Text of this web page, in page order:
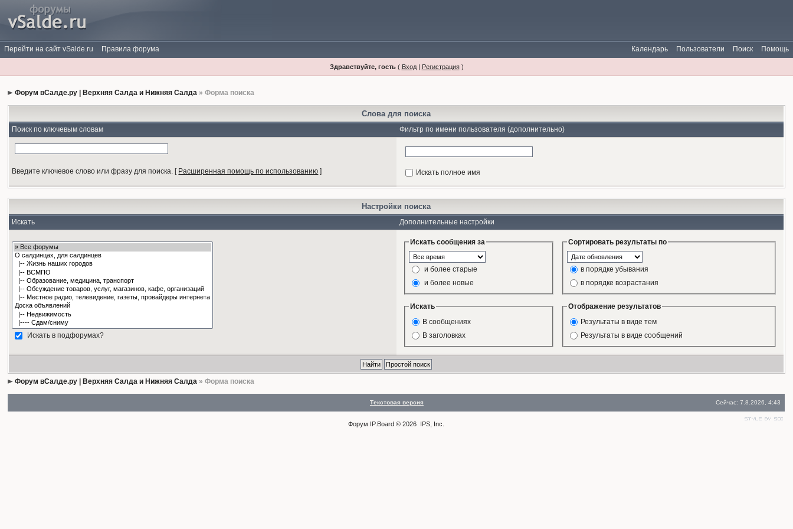
Перейти на сайт vSalde.ru Правила форума Помощь
Поиск
Пользователи
Календарь
Здравствуйте, гость( Вход| Регистрация)
Форум вСалде.ру | Верхняя Салда и Нижняя Салда » Форма поиска
Слова для поиска
Поиск по ключевым словам Фильтр по имени пользователя (дополнительно)
Введите ключевое слово или фразу для поиска. [ Расширенная помощь по использованию ] Искать полное имя
Настройки поиска
Искать Дополнительные настройки
Искать в подфорумах?
Искать сообщения за
и более старые
и более новые
Сортировать результаты по
в порядке убывания
в порядке возрастания
Искать
В сообщениях
В заголовках
Отображение результатов
Результаты в виде тем
Результаты в виде сообщений
Форум вСалде.ру | Верхняя Салда и Нижняя Салда » Форма поиска
Текстовая версия Сейчас: 7.8.2026, 4:43
Форум IP.Board © 2026 IPS, Inc